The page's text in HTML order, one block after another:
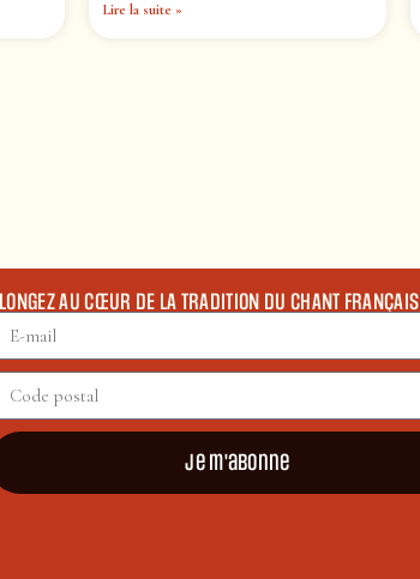
Lire la suite »
AU CŒUR DE LA TRADITION DU CHANT FRANÇAIS
Je m'abonne